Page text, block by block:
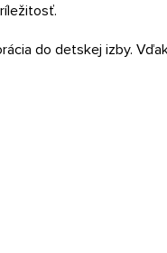
do detskej izby.